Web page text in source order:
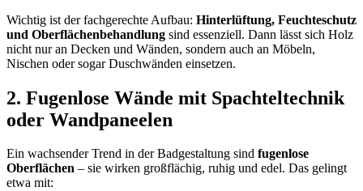
Wichtig ist der fachgerechte Aufbau: Hinterlüftung, Feuchteschutz
und Oberflächenbehandlung sind essenziell. Dann lässt sich Holz
nicht nur an Decken und Wänden, sondern auch an Möbeln,
Nischen oder sogar Duschwänden einsetzen.
2. Fugenlose Wände mit Spachteltechnik
oder Wandpaneelen
Ein wachsender Trend in der Badgestaltung sind fugenlose
Oberflächen – sie wirken großflächig, ruhig und edel. Das gelingt
etwa mit: